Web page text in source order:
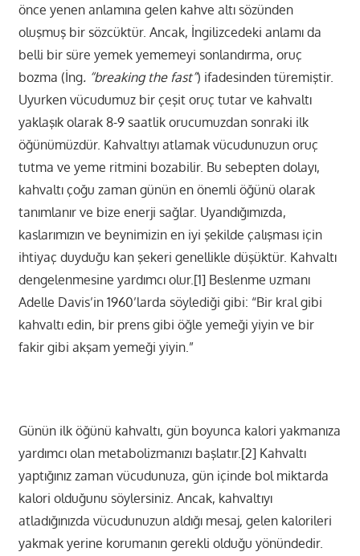
önce yenen anlamına gelen kahve altı sözünden
oluşmuş bir sözcüktür. Ancak, İngilizcedeki anlamı da
belli bir süre yemek yememeyi sonlandırma, oruç
bozma (İng. “breaking the fast”) ifadesinden türemiştir.
Uyurken vücudumuz bir çeşit oruç tutar ve kahvaltı
yaklaşık olarak 8-9 saatlik orucumuzdan sonraki ilk
öğünümüzdür. Kahvaltıyı atlamak vücudunuzun oruç
tutma ve yeme ritmini bozabilir. Bu sebepten dolayı,
kahvaltı çoğu zaman günün en önemli öğünü olarak
tanımlanır ve bize enerji sağlar. Uyandığımızda,
kaslarımızın ve beynimizin en iyi şekilde çalışması için
ihtiyaç duyduğu kan şekeri genellikle düşüktür. Kahvaltı
dengelenmesine yardımcı olur.[1] Beslenme uzmanı
Adelle Davis’in 1960’larda söylediği gibi: “Bir kral gibi
kahvaltı edin, bir prens gibi öğle yemeği yiyin ve bir
fakir gibi akşam yemeği yiyin.”
Günün ilk öğünü kahvaltı, gün boyunca kalori yakmanıza
yardımcı olan metabolizmanızı başlatır.[2] Kahvaltı
yaptığınız zaman vücudunuza, gün içinde bol miktarda
kalori olduğunu söylersiniz. Ancak, kahvaltıyı
atladığınızda vücudunuzun aldığı mesaj, gelen kalorileri
yakmak yerine korumanın gerekli olduğu yönündedir.